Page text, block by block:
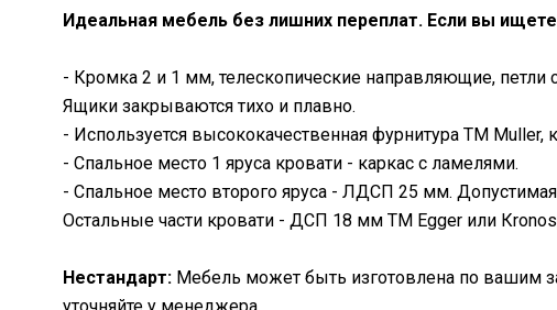
Идеальная мебель без лишних переплат. Если вы
- Кромка 2 и 1 мм, телескопические направляющие, петли
Ящики закрываются тихо и плавно.
- Используется высококачественная фурнитура ТМ Muller,
- Спальное место 1 яруса кровати - каркас с ламелями.
- Спальное место второго яруса - ЛДСП 25 мм.
Остальные части кровати - ДСП 18 мм ТМ Egger или
Нестандарт: Мебель может быть изготовлена по вашим